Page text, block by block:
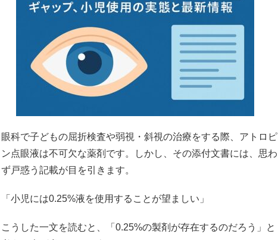
眼科で子どもの屈折検査や弱視・斜視の治療をする際、アトロピ
ン点眼液は不可欠な薬剤です。しかし、その添付文書には、思わ
ず戸惑う記載が目を引きます。
「小児には0.25%液を使用することが望ましい」
こうした一文を読むと、「0.25%の製剤が存在するのだろう」と